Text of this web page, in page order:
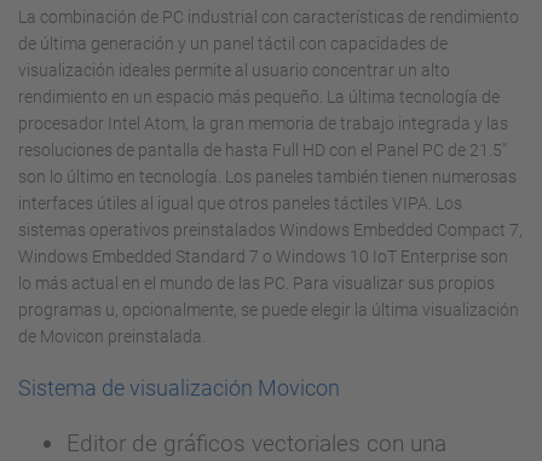
La combinación de PC industrial con características de rendimiento
de última generación y un panel táctil con capacidades de
visualización ideales permite al usuario concentrar un alto
rendimiento en un espacio más pequeño. La última tecnología de
procesador Intel Atom, la gran memoria de trabajo integrada y las
resoluciones de pantalla de hasta Full HD con el Panel PC de 21.5”
son lo último en tecnología. Los paneles también tienen numerosas
interfaces útiles al igual que otros paneles táctiles VIPA. Los
sistemas operativos preinstalados Windows Embedded Compact 7,
Windows Embedded Standard 7 o Windows 10 IoT Enterprise son
lo más actual en el mundo de las PC. Para visualizar sus propios
programas u, opcionalmente, se puede elegir la última visualización
de Movicon preinstalada.
Sistema de visualización Movicon
Editor de gráficos vectoriales con una